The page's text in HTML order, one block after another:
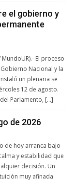
el gobierno y
El proceso
Nacional y la
un plenaria se
12 de agosto.
Parlamento, […]
de 2026
de hoy arranca bajo
y estabilidad que
decisión. Un
muy afinada